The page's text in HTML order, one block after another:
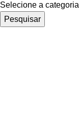
Selecione a categoria
Pesquisar